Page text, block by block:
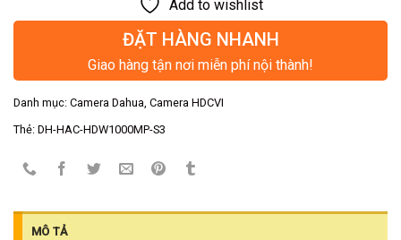
Add to wishlist
ĐẶT HÀNG NHANH
Giao hàng tận nơi miễn phí nội thành!
Danh mục: Camera Dahua, Camera HDCVI
Thẻ: DH-HAC-HDW1000MP-S3
MÔ TẢ